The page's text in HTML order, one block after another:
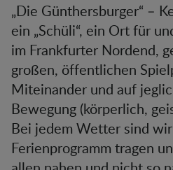
„Die Günthersburger“ –
ein „Schüli“, ein Ort für
im Frankfurter Nordend,
großen, öffentlichen
Miteinander und auf
Bewegung (körperlich,
Bei jedem Wetter sind
Ferienprogramm tragen